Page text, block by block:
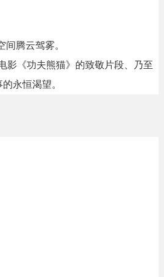
腾云驾雾。
影《功夫熊猫》的致敬片段、乃至
永恒渴望。